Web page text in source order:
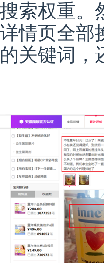
索权重。
情页全
关键词，